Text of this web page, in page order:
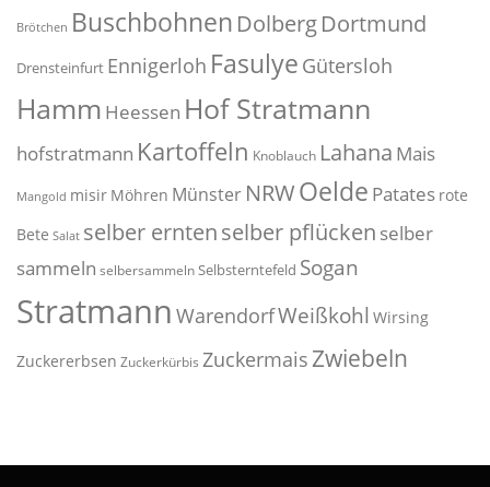
Brötchen Buschbohnen DolbergDortmund
Drensteinfurt Ennigerloh Fasulye Gütersloh
Hamm Heessen Hof Stratmann
hofstratmann Kartoffeln Knoblauch Lahana Mais
Mangold misir Möhren Münster NRWOelde Patates rote
Bete Salat selber erntenselber pflücken selber
sammeln selbersammelnSelbsterntefeld Sogan
Stratmann WarendorfWeißkohl Wirsing
Zuckererbsen Zuckerkürbis Zuckermais Zwiebeln